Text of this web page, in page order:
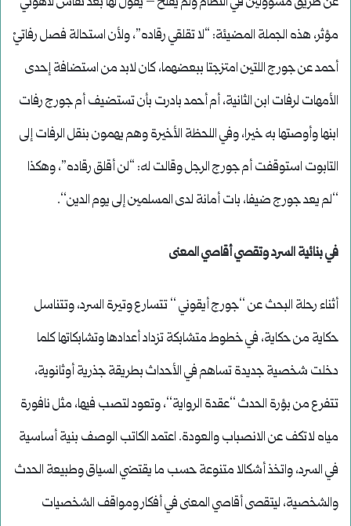
مؤثر، هذه الجملة المضيئة: “لا تقلقي رقاده”، ولأن استحالة فصل رفاتيْ
أحمد عن جورج اللتين امتزجتا ببعضهما، كان لابد من استضافة إحدى
الأمهات لرفات ابن الثانية، أم أحمد بادرت بأن تستضيف أم جورج رفات
ابنها وأوصتها به خيرا، وفي اللحظة الأخيرة وهم يهمون بنقل الرفات إلى
التابوت استوقفت أم جورج الرجل وقالت له: “لن أقلق رقاده”، وهكذا
‘‘لم يعد جورج ضيفا، بات أمانة لدى المسلمين إلى يوم الدين‘‘.
في بنائية السرد وتقصي أقاصي المعنى
أثناء رحلة البحث عن ‘‘جورج أيقوني ‘‘ تتسارع وتيرة السرد، وتتناسل
حكاية من حكاية، في خطوط متشابكة تزداد أعدادها وتشابكاتها كلما
دخلت شخصية جديدة تساهم في الأحداث بطريقة جذرية أوثانوية،
تتفرع من بؤرة الحدث ‘‘عقدة الرواية‘‘، وتعود لتصب فيها، مثل نافورة
مياه لاتكف عن الانصباب والعودة. اعتمد الكاتب الوصف بنية أساسية
في السرد، واتخذ أشكالا متنوعة حسب ما يقتضي السياق وطبيعة الحدث
والشخصية، ليتقصى أقاصي المعنى في أفكار ومواقف الشخصيات